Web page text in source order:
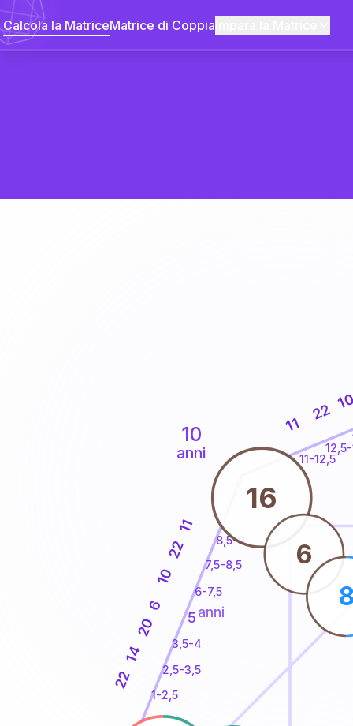
Calcola la MatriceMatrice di Coppia
10
anni
1-2,5
2,5-3,5
3,5-4
6-7,5
7,5-8,5
8,5-9
11-12,5
22
14
20
6
10
22
11
11
22 10
16
6
8
5anni